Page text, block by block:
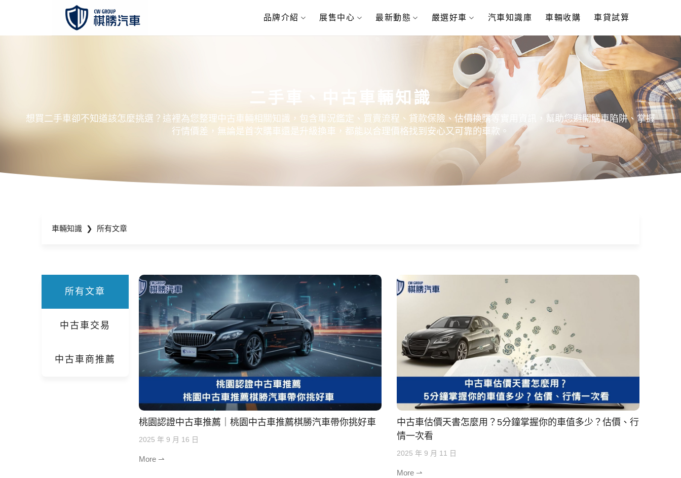
品牌介紹 展售中心 最新動態 嚴選好車 汽車知識庫 車輛收購 車貸試算
二手車、中古車輛知識
想買二手車卻不知道該怎麼挑選？這裡為您整理中古車輛相關知識，包含車況鑑定、買賣流程、貸款保險、估價換購等實用資訊，幫助您避開購車陷阱、掌握
行情價差，無論是首次購車還是升級換車，都能以合理價格找到安心又可靠的車款。
車輛知識 ❯ 所有文章
所有文章
中古車交易
中古車商推薦
桃園認證中古車推薦｜桃園中古車推薦棋勝汽車帶你挑好車
2025 年 9 月 16 日
More ⇀
中古車估價天書怎麼用？5分鐘掌握你的車值多少？估價、行
情一次看
2025 年 9 月 11 日
More ⇀